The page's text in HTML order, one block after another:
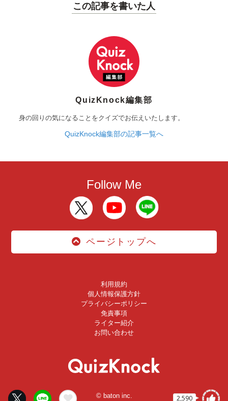
2,590
この記事を書いた人
QuizKnock編集部
身の回りの気になることをクイズでお伝えいたします。
QuizKnock編集部の記事一覧へ
Follow Me
ページトップへ
利用規約
個人情報保護方針
プライバシーポリシー
免責事項
ライター紹介
お問い合わせ
© baton inc.